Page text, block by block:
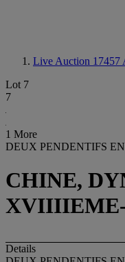
Live Auction 17457
Lot 7
7
1 More
DEUX PENDENTIFS
CHINE,
Details